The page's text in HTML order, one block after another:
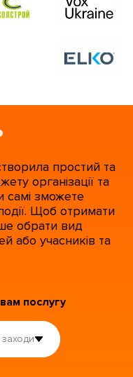
простий та
організації та
самі зможете
Щоб отримати
обрати вид
або учасників та
послугу
заходи